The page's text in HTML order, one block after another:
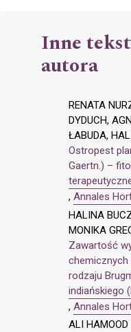
Inne
autora
RENATA
DYDUCH,
ŁABUDA,
Ostropest
Gaertn.) –
, Annales
HALINA
MONIKA
Zawartość
rodzaju
indiańskiego
, Annales
ALI